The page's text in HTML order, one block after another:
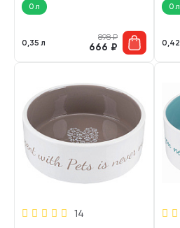
0 л
0,35 л
898₽
666 ₽
0 л
0,42
14